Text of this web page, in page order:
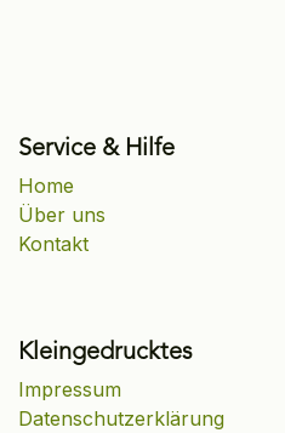
Service & Hilfe
Home
Über uns
Kontakt
Kleingedrucktes
Impressum
Datenschutzerklärung